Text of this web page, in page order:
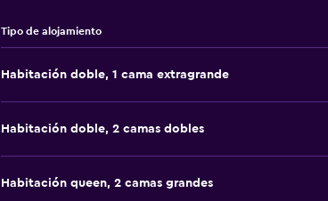
Tipo de alojamiento
Habitación doble, 1 cama extragrande
Habitación doble, 2 camas dobles
Habitación queen, 2 camas grandes